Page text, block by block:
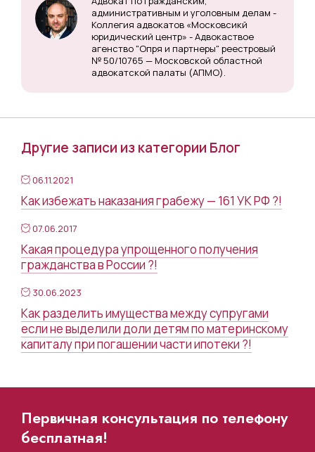
административным и уголовным делам -
Коллегия адвокатов «Московсикй
юридический центр» - Адвокаствое
агенство "Опря и партнеры" реестровый
№ 50/10765 — Московской областной
адвокатской палаты (АПМО).
Другие записи из категории Блог
06.11.2021
Как избежать наказания грабежу — 161 УК РФ ?!
07.06.2017
Какая процедура упрощенного получения
гражданства в России ?!
30.06.2023
Как разделить имущества между супругами
если не выделили доли детям по материнскому
капиталу при погашении части ипотеки ?!
Первичная консультация по телефону
бесплатная!